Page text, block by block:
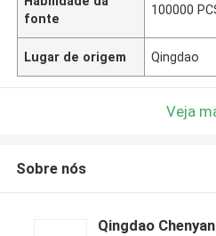
fonte
100000
Lugar de origem Qingdao
Veja
Sobre nós
Qingdao